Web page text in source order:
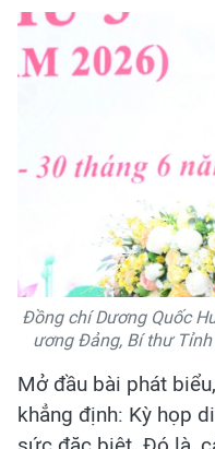
Đồng chí Dương Quốc
ương Đảng, Bí thư
Mở đầu bài phát
khẳng định: Kỳ họp